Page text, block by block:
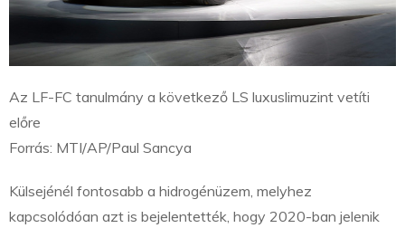
Az LF-FC tanulmány a következő LS luxuslimuzint vetíti
előre
Forrás: MTI/AP/Paul Sancya
Külsejénél fontosabb a hidrogénüzem, melyhez
kapcsolódóan azt is bejelentették, hogy 2020-ban jelenik